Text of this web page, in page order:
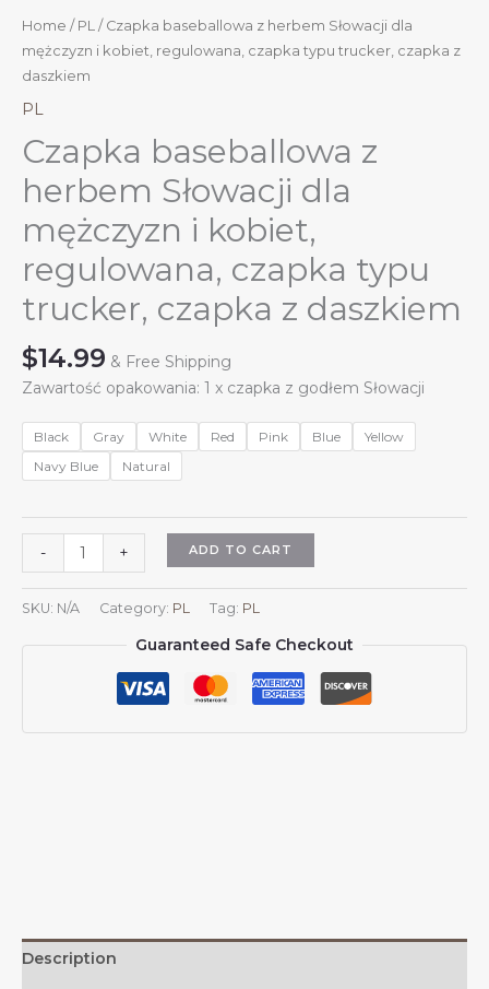
Home / PL / Czapka baseballowa z herbem Słowacji dla
mężczyzn i kobiet, regulowana, czapka typu trucker, czapka z
daszkiem
PL
Czapka baseballowa z
herbem Słowacji dla
mężczyzn i kobiet,
regulowana, czapka typu
trucker, czapka z daszkiem
$14.99 & Free Shipping
Zawartość opakowania: 1 x czapka z godłem Słowacji
Black Gray White Red Pink Blue
Yellow
Navy Blue
Natural
-
baseballowa
z
herbem
Słowacji
quantity
+ ADD TO CART
SKU: N/A Category: PL Tag: PL
Guaranteed Safe Checkout
Description